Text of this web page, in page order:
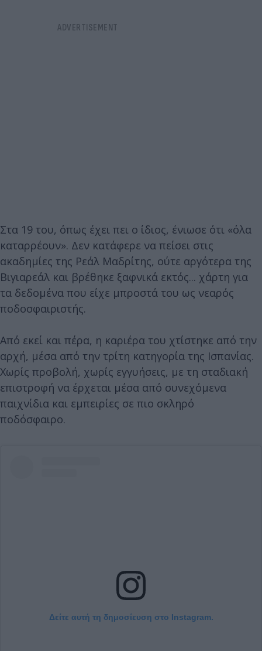
Στα 19 του, όπως έχει πει ο ίδιος, ένιωσε ότι «όλα
καταρρέουν». Δεν κατάφερε να πείσει στις
ακαδημίες της Ρεάλ Μαδρίτης, ούτε αργότερα της
Βιγιαρεάλ και βρέθηκε ξαφνικά εκτός... χάρτη για
τα δεδομένα που είχε μπροστά του ως νεαρός
ποδοσφαιριστής.
Από εκεί και πέρα, η καριέρα του χτίστηκε από την
αρχή, μέσα από την τρίτη κατηγορία της Ισπανίας.
Χωρίς προβολή, χωρίς εγγυήσεις, με τη σταδιακή
επιστροφή να έρχεται μέσα από συνεχόμενα
παιχνίδια και εμπειρίες σε πιο σκληρό
ποδόσφαιρο.
Δείτε αυτή τη δημοσίευση στο Instagram.